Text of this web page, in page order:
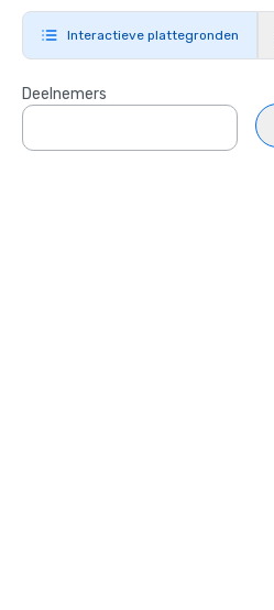
Interactieve plattegronden
Deelnemers